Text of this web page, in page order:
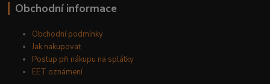
Obchodní informace
Obchodní podmínky
Jak nakupovat
Postup při nákupu na splátky
EET oznámení